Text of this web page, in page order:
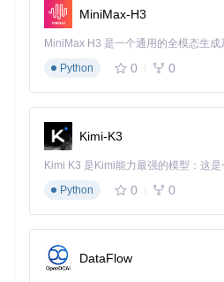
时序数据库（InfluxDB/
据优化，支持高写入吞吐量和时
文件存储（Parquet/Feather）
高，适合离线批量处理
实施步骤： 🔧 采用混合存储架构
情，Parquet文件存储历史数据，
🔧 实现数据分层缓存机制，热门数
实战开发：量化框架的模块
核心要点：通过伪代码与流程图，
的设计原理与实现方法。
量化交易框架的本质是模块化组件
核心模块的设计与实现：
MiniMax-H3
Python
0 0
Kimi-K3
Python
0 0
DataFlow